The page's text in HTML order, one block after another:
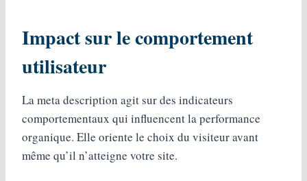
Impact sur le comportement
utilisateur
La meta description agit sur des indicateurs
comportementaux qui influencent la performance
organique. Elle oriente le choix du visiteur avant
même qu’il n’atteigne votre site.